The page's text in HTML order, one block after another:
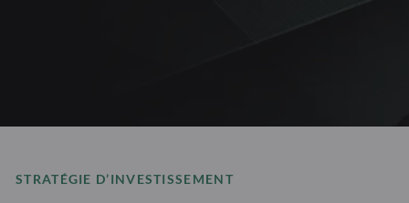
STRATÉGIE D’INVESTISSEMENT